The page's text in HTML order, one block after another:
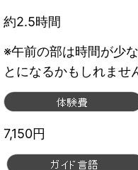
約2.5時間
※午前の部は時間が少
とになるかもしれませ
7,150円